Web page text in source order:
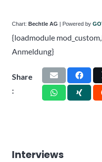
Chart: Bechtle AG | Powered by
{loadmodule
Anmeldung}
Share
:
Interviews